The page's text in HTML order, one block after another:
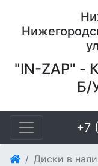
"IN-ZAP" -
Б/
+7
Диски в